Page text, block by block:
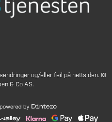
og/eller feil på nettsiden. ©
& Co AS.